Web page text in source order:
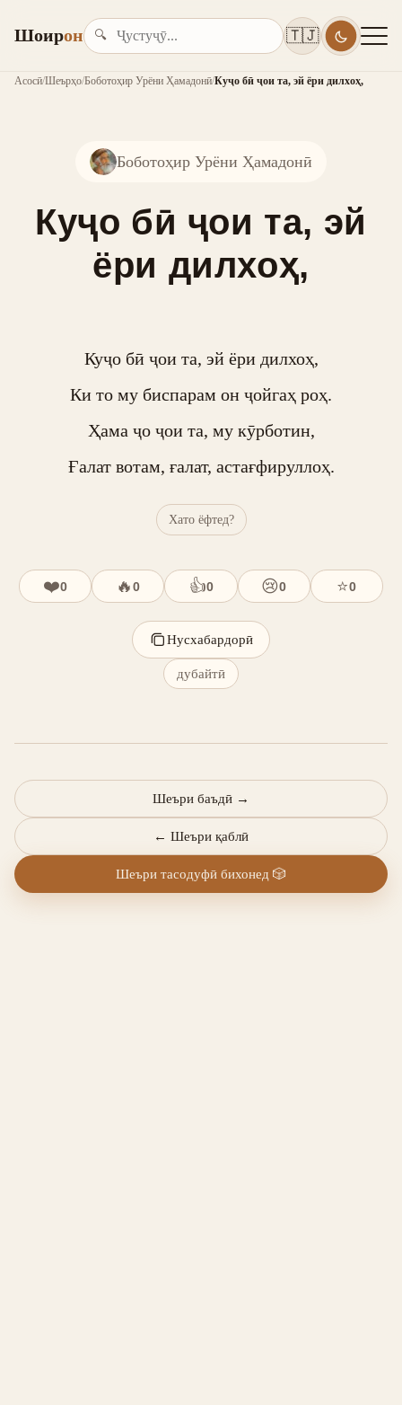
Шоирон 🔍 🇹🇯
Асосӣ/Шеърҳо/Боботоҳир Урёни Ҳамадонӣ/Куҷо бӣ ҷои та, эй ёри дилхоҳ,
Боботоҳир Урёни Ҳамадонӣ
Куҷо бӣ ҷои та, эй
ёри дилхоҳ,
Куҷо бӣ ҷои та, эй ёри дилхоҳ,
Ки то му биспарам он ҷойгаҳ роҳ.
Ҳама ҷо ҷои та, му кӯрботин,
Ғалат вотам, ғалат, астағфируллоҳ.
Хато ёфтед?
❤️0 🔥0 👍0 😢0 ⭐0
Нусхабардорӣ
дубайтӣ
← Шеъри қаблӣ
Шеъри баъдӣ →
Шеъри тасодуфӣ бихонед 🎲